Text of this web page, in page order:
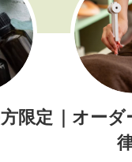
限定
｜オー